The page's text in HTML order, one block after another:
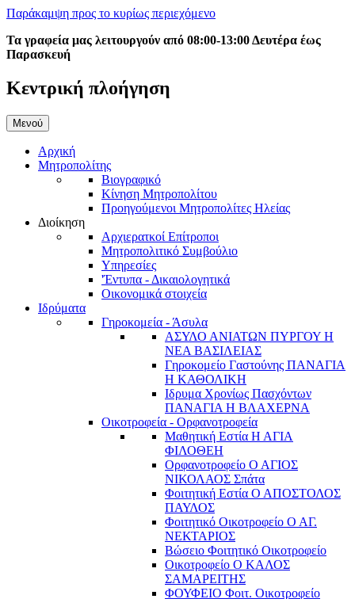
Παράκαμψη προς το κυρίως περιεχόμενο
Τα γραφεία μας λειτουργούν από 08:00-13:00 Δευτέρα έως
Παρασκευή
Κεντρική πλοήγηση
Μενού
Αρχική
Μητροπολίτης
Βιογραφικό
Κίνηση Μητροπολίτου
Προηγούμενοι Μητροπολίτες Ηλείας
Διοίκηση
Αρχιερατκοί Επίτροποι
Μητροπολιτικό Συμβούλιο
Υπηρεσίες
'Έντυπα - Δικαιολογητικά
Οικονομικά στοιχεία
Ιδρύματα
Γηροκομεία - Άσυλα
ΑΣΥΛΟ ΑΝΙΑΤΩΝ ΠΥΡΓΟΥ Η
ΝΕΑ ΒΑΣΙΛΕΙΑΣ
Γηροκομείο Γαστούνης ΠΑΝΑΓΙΑ
Η ΚΑΘΟΛΙΚΗ
Ιδρυμα Χρονίως Πασχόντων
ΠΑΝΑΓΙΑ Η ΒΛΑΧΕΡΝΑ
Οικοτροφεία - Ορφανοτροφεία
Μαθητική Εστία Η ΑΓΙΑ
ΦΙΛΟΘΕΗ
Ορφανοτροφείο Ο ΑΓΙΟΣ
ΝΙΚΟΛΑΟΣ Σπάτα
Φοιτητική Εστία Ο ΑΠΟΣΤΟΛΟΣ
ΠΑΥΛΟΣ
Φοιτητικό Οικοτροφείο Ο ΑΓ.
ΝΕΚΤΑΡΙΟΣ
Βώσειο Φοιτητικό Οικοτροφείο
Οικοτροφείο Ο ΚΑΛΟΣ
ΣΑΜΑΡΕΙΤΗΣ
ΦΟΥΦΕΙΟ Φοιτ. Οικοτροφείο